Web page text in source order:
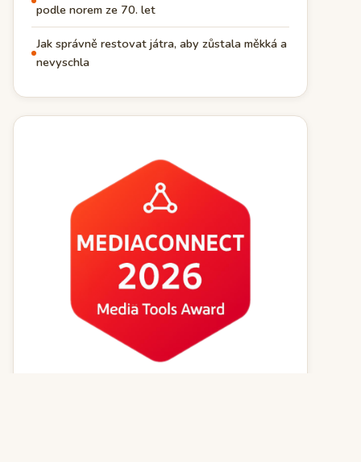
podle norem ze 70. let
Jak správně restovat játra, aby zůstala měkká a
nevyschla